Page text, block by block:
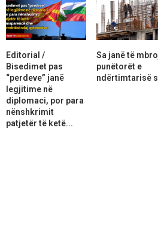
Editorial /
Bisedimet pas
“perdeve” janë
legjitime në
diplomaci, por para
nënshkrimit
patjetër të ketë...
Sa janë të
punëtorët e
ndërtimtarisë